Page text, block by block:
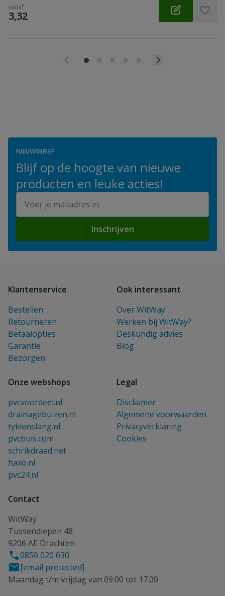
vanaf
€
3,32
NIEUWSBRIEF
Blijf op de hoogte van nieuwe
producten en leuke acties!
Inschrijven
Klantenservice
Bestellen
Retourneren
Betaalopties
Garantie
Bezorgen
Ook interessant
Over WitWay
Werken bij WitWay?
Deskundig advies
Blog
Onze webshops
pvcvoordeel.nl
drainagebuizen.nl
tyleenslang.nl
pvcbuis.com
schrikdraad.net
haxo.nl
pvc24.nl
Legal
Disclaimer
Algemene voorwaarden
Privacyverklaring
Cookies
Contact
WitWay
Tussendiepen 48
9206 AE Drachten
0850 020 030
[email protected]
Maandag t/m vrijdag van 09.00 tot 17.00